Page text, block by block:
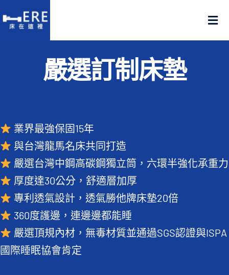
to
認識床在這裡
門市在這裡
名人推薦
好評推薦
品質嚴選
常見QA
嚴選訂制床墊
業界最強保固15年
與台灣龍馬名床共同打造
嚴選台灣中鋼高碳鋼獨立筒，六環半強化承重力
厚度達30公分，舒適層加厚
專利透氣設計，透氣勝他牌床墊20倍
360度護邊，連邊邊都能睡
嚴選頂規內材，無毒材質並通過SGS認證與ISPA
國際睡眠協會肯定